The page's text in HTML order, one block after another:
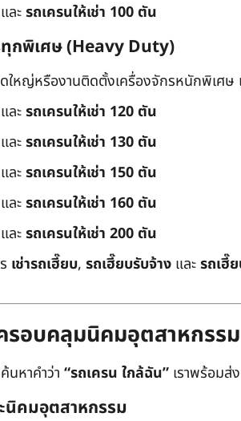
และรถเครนให้เช่า 100 ตัน
กพิเศษ (Heavy Duty)
ใหญ่หรืองานติดตั้งเครื่องจักรหนักพิเศษ
และรถเครนให้เช่า 120 ตัน
และรถเครนให้เช่า 130 ตัน
และรถเครนให้เช่า 150 ตัน
และรถเครนให้เช่า 160 ตัน
และรถเครนให้เช่า 200 ตัน
เช่ารถเฮี๊ยบ, รถเฮี๊ยบรับจ้าง และรถเฮี๊ย
รอบคลุมนิคมอุตสาหกรร
นหาคำว่า “รถเครน ใกล้ฉัน” เราพร้อม
นิคมอุตสาหกรรม